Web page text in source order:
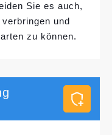
Sie es auch,
verbringen und
zu können.